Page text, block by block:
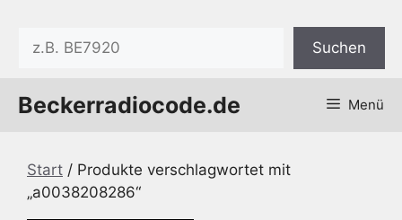
springen
Suchen
Beckerradiocode.de Menü
Start / Produkte verschlagwortet mit
„a0038208286“